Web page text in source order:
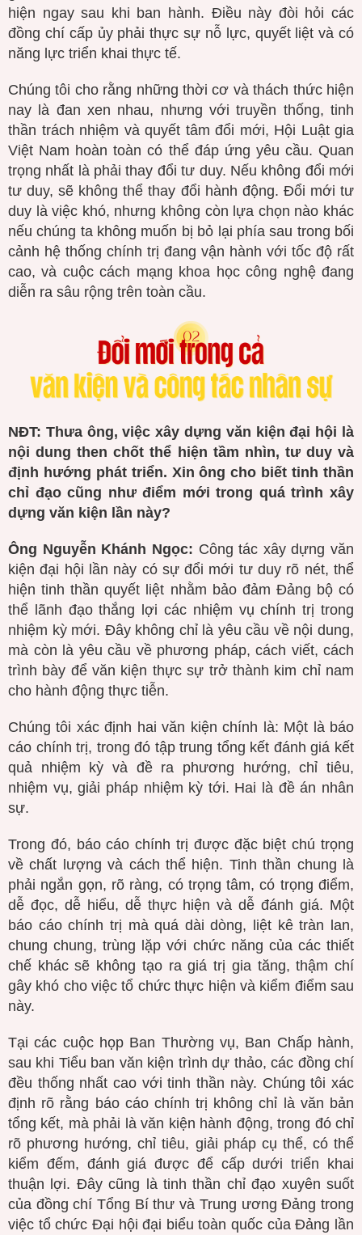
hiện ngay sau khi ban hành. Điều này đòi hỏi các
đồng chí cấp ủy phải thực sự nỗ lực, quyết liệt và có
năng lực triển khai thực tế.
Chúng tôi cho rằng những thời cơ và thách thức hiện
nay là đan xen nhau, nhưng với truyền thống, tinh
thần trách nhiệm và quyết tâm đổi mới, Hội Luật gia
Việt Nam hoàn toàn có thể đáp ứng yêu cầu. Quan
trọng nhất là phải thay đổi tư duy. Nếu không đổi mới
tư duy, sẽ không thể thay đổi hành động. Đổi mới tư
duy là việc khó, nhưng không còn lựa chọn nào khác
nếu chúng ta không muốn bị bỏ lại phía sau trong bối
cảnh hệ thống chính trị đang vận hành với tốc độ rất
cao, và cuộc cách mạng khoa học công nghệ đang
diễn ra sâu rộng trên toàn cầu.
NĐT: Thưa ông, việc xây dựng văn kiện đại hội là
nội dung then chốt thể hiện tầm nhìn, tư duy và
định hướng phát triển. Xin ông cho biết tinh thần
chỉ đạo cũng như điểm mới trong quá trình xây
dựng văn kiện lần này?
Ông Nguyễn Khánh Ngọc: Công tác xây dựng văn
kiện đại hội lần này có sự đổi mới tư duy rõ nét, thể
hiện tinh thần quyết liệt nhằm bảo đảm Đảng bộ có
thể lãnh đạo thắng lợi các nhiệm vụ chính trị trong
nhiệm kỳ mới. Đây không chỉ là yêu cầu về nội dung,
mà còn là yêu cầu về phương pháp, cách viết, cách
trình bày để văn kiện thực sự trở thành kim chỉ nam
cho hành động thực tiễn.
Chúng tôi xác định hai văn kiện chính là: Một là báo
cáo chính trị, trong đó tập trung tổng kết đánh giá kết
quả nhiệm kỳ và đề ra phương hướng, chỉ tiêu,
nhiệm vụ, giải pháp nhiệm kỳ tới. Hai là đề án nhân
sự.
Trong đó, báo cáo chính trị được đặc biệt chú trọng
về chất lượng và cách thể hiện. Tinh thần chung là
phải ngắn gọn, rõ ràng, có trọng tâm, có trọng điểm,
dễ đọc, dễ hiểu, dễ thực hiện và dễ đánh giá. Một
báo cáo chính trị mà quá dài dòng, liệt kê tràn lan,
chung chung, trùng lặp với chức năng của các thiết
chế khác sẽ không tạo ra giá trị gia tăng, thậm chí
gây khó cho việc tổ chức thực hiện và kiểm điểm sau
này.
Tại các cuộc họp Ban Thường vụ, Ban Chấp hành,
sau khi Tiểu ban văn kiện trình dự thảo, các đồng chí
đều thống nhất cao với tinh thần này. Chúng tôi xác
định rõ rằng báo cáo chính trị không chỉ là văn bản
tổng kết, mà phải là văn kiện hành động, trong đó chỉ
rõ phương hướng, chỉ tiêu, giải pháp cụ thể, có thể
kiểm đếm, đánh giá được để cấp dưới triển khai
thuận lợi. Đây cũng là tinh thần chỉ đạo xuyên suốt
của đồng chí Tổng Bí thư và Trung ương Đảng trong
việc tổ chức Đại hội đại biểu toàn quốc của Đảng lần